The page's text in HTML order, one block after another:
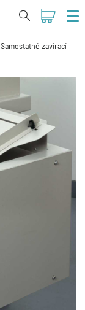
Samostatné zavírací